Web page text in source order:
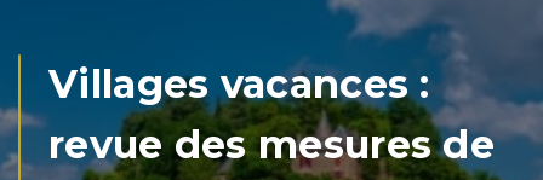
Villages vacances :
revue des mesures de